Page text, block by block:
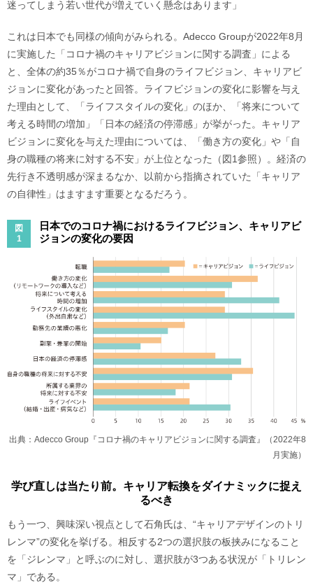
迷ってしまう若い世代が増えていく懸念はあります」
これは日本でも同様の傾向がみられる。Adecco Groupが2022年8月
に実施した「コロナ禍のキャリアビジョンに関する調査」による
と、全体の約35％がコロナ禍で自身のライフビジョン、キャリアビ
ジョンに変化があったと回答。ライフビジョンの変化に影響を与え
た理由として、「ライフスタイルの変化」のほか、「将来について
考える時間の増加」「日本の経済の停滞感」が挙がった。キャリア
ビジョンに変化を与えた理由については、「働き方の変化」や「自
身の職種の将来に対する不安」が上位となった（図1参照）。経済の
先行き不透明感が深まるなか、以前から指摘されていた「キャリア
の自律性」はますます重要となるだろう。
図
1
日本でのコロナ禍におけるライフビジョン、キャリアビ
ジョンの変化の要因
出典：Adecco Group『コロナ禍のキャリアビジョンに関する調査』（2022年8
月実施）
学び直しは当たり前。キャリア転換をダイナミックに捉え
るべき
もう一つ、興味深い視点として石角氏は、“キャリアデザインのトリ
レンマ”の変化を挙げる。相反する2つの選択肢の板挟みになること
を「ジレンマ」と呼ぶのに対し、選択肢が3つある状況が「トリレン
マ」である。